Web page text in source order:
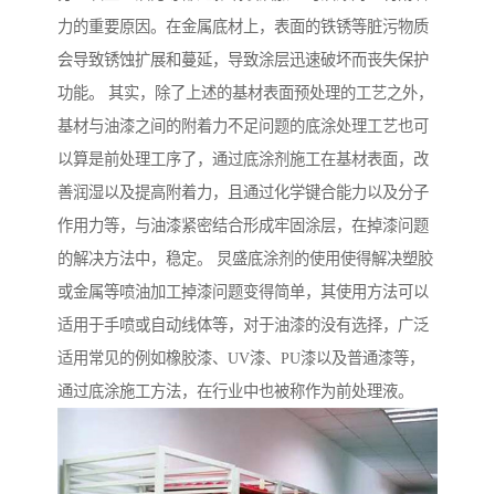
力的重要原因。在金属底材上，表面的铁锈等脏污物质
会导致锈蚀扩展和蔓延，导致涂层迅速破坏而丧失保护
功能。 其实，除了上述的基材表面预处理的工艺之外，
基材与油漆之间的附着力不足问题的底涂处理工艺也可
以算是前处理工序了，通过底涂剂施工在基材表面，改
善润湿以及提高附着力，且通过化学键合能力以及分子
作用力等，与油漆紧密结合形成牢固涂层，在掉漆问题
的解决方法中，稳定。 炅盛底涂剂的使用使得解决塑胶
或金属等喷油加工掉漆问题变得简单，其使用方法可以
适用于手喷或自动线体等，对于油漆的没有选择，广泛
适用常见的例如橡胶漆、UV漆、PU漆以及普通漆等，
通过底涂施工方法，在行业中也被称作为前处理液。